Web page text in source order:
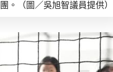
。（圖／吳旭智議員提供）